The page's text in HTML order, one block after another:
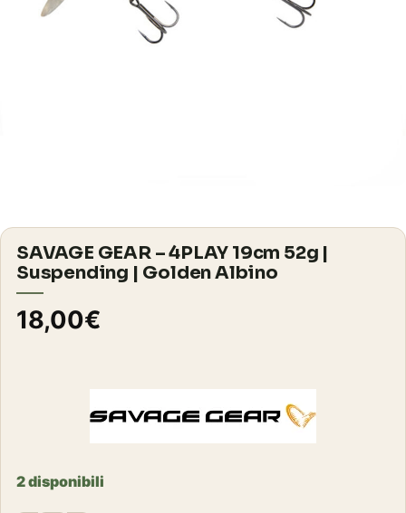
SAVAGE GEAR – 4PLAY 19cm 52g |
Suspending | Golden Albino
18,00€
2 disponibili